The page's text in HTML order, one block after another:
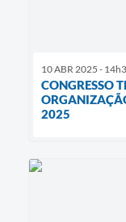
10 ABR 2025 -
CONGRESSO
2025